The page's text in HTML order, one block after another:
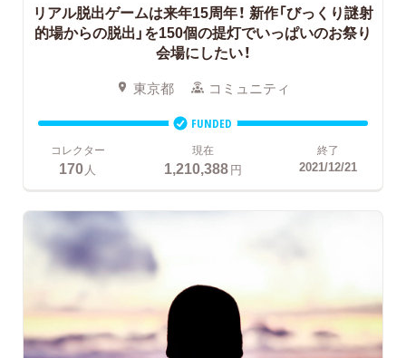
リアル脱出ゲームは来年15周年！ 新作「びっくり謎射
的場からの脱出」を150個の提灯でいっぱいのお祭り
会場にしたい！
東京都 コミュニティ
FUNDED
コレクター
170人
現在
1,210,388円
終了
2021/12/21